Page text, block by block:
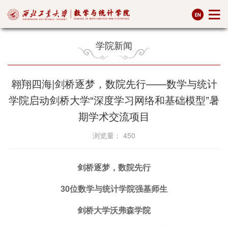
学院新闻
翱翔四海|剑桥逐梦，数院先行——数学与统计
学院启动剑桥大学“深度学习网络和基础模型”暑
期学术交流项目
浏览量： 450
剑桥逐梦，数院先行
30位数学与统计学院强基师生
剑桥大学沃弗森学院